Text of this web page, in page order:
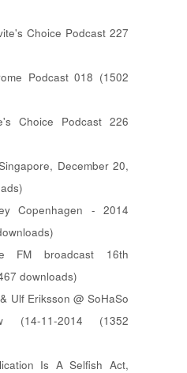
Choice Podcast 227
Podcast 018 (1502
Choice Podcast 226
December 20,
Copenhagen - 2014
FM broadcast 16th
downloads)
Ulf Eriksson @ SoHaSo
(14-11-2014 (1352
Is A Selfish Act,